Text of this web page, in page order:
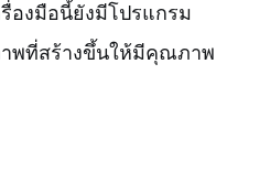
องมือนี้ยังมีโปรแกรม
พที่สร้างขึ้นให้มีคุณภาพ